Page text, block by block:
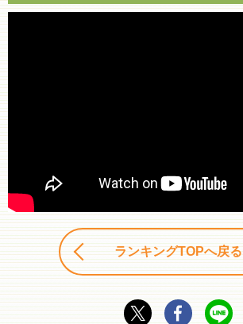
ランキングTOPへ戻る